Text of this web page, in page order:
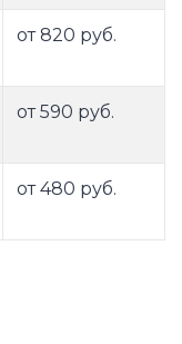
от 820 руб.
от 590 руб.
от 480 руб.